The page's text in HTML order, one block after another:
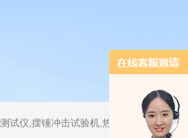
试验机,热变形维卡试验机,密度测试仪,水平垂直燃烧试验机,针焰